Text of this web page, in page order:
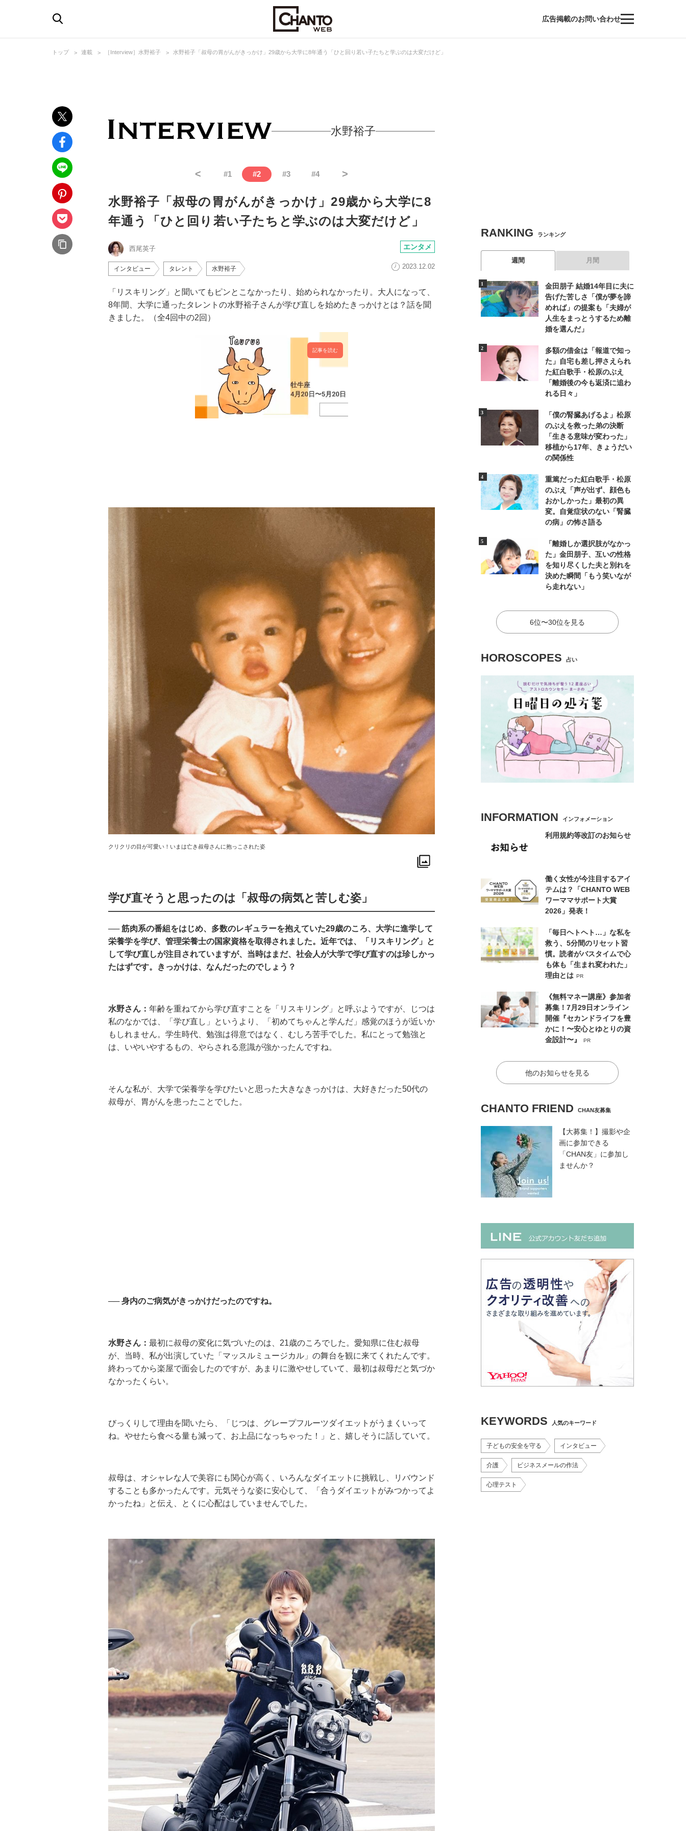
広告掲載のお問い合わせ
トップ 連載 ［Interview］水野裕子 水野裕子「叔母の胃がんがきっかけ」29歳から大学に8年通う「ひと回り若い子たちと学ぶのは大変だけど」
水野裕子
< #1 #2 #3 #4 >
水野裕子「叔母の胃がんがきっかけ」29歳から大学に8
年通う「ひと回り若い子たちと学ぶのは大変だけど」
西尾英子 エンタメ
インタビュー タレント 水野裕子 2023.12.02
「リスキリング」と聞いてもピンとこなかったり、始められなかったり。大人になって、
8年間、大学に通ったタレントの水野裕子さんが学び直しを始めたきっかけとは？話を聞
きました。（全4回中の2回）
記事を読む
クリクリの目が可愛い！いまは亡き叔母さんに抱っこされた姿
学び直そうと思ったのは「叔母の病気と苦しむ姿」
── 筋肉系の番組をはじめ、多数のレギュラーを抱えていた29歳のころ、大学に進学して
栄養学を学び、管理栄養士の国家資格を取得されました。近年では、「リスキリング」と
して学び直しが注目されていますが、当時はまだ、社会人が大学で学び直すのは珍しかっ
たはずです。きっかけは、なんだったのでしょう？
水野さん： 年齢を重ねてから学び直すことを「リスキリング」と呼ぶようですが、じつは
私のなかでは、「学び直し」というより、「初めてちゃんと学んだ」感覚のほうが近いか
もしれません。学生時代、勉強は得意ではなく、むしろ苦手でした。私にとって勉強と
は、いやいやするもの、やらされる意識が強かったんですね。
そんな私が、大学で栄養学を学びたいと思った大きなきっかけは、大好きだった50代の
叔母が、胃がんを患ったことでした。
── 身内のご病気がきっかけだったのですね。
水野さん： 最初に叔母の変化に気づいたのは、21歳のころでした。愛知県に住む叔母
が、当時、私が出演していた「マッスルミュージカル」の舞台を観に来てくれたんです。
終わってから楽屋で面会したのですが、あまりに激やせしていて、最初は叔母だと気づか
なかったくらい。
びっくりして理由を聞いたら、「じつは、グレープフルーツダイエットがうまくいって
ね。やせたら食べる量も減って、お上品になっちゃった！」と、嬉しそうに話していて。
叔母は、オシャレな人で美容にも関心が高く、いろんなダイエットに挑戦し、リバウンド
することも多かったんです。元気そうな姿に安心して、「合うダイエットがみつかってよ
かったね」と伝え、とくに心配はしていませんでした。
RANKING ランキング
週間 月間
金田朋子 結婚14年目に夫に
告げた苦しさ「僕が夢を諦
めれば」の提案も「夫婦が
人生をまっとうするため離
婚を選んだ」
多額の借金は「報道で知っ
た」自宅も差し押さえられ
た紅白歌手・松原のぶえ
「離婚後の今も返済に追わ
れる日々」
「僕の腎臓あげるよ」松原
のぶえを救った弟の決断
「生きる意味が変わった」
移植から17年、きょうだい
の関係性
重篤だった紅白歌手・松原
のぶえ「声が出ず、顔色も
おかしかった」最初の異
変。自覚症状のない「腎臓
の病」の怖さ語る
「離婚しか選択肢がなかっ
た」金田朋子、互いの性格
を知り尽くした夫と別れを
決めた瞬間「もう笑いなが
ら走れない」
6位〜30位を見る
HOROSCOPES 占い
INFORMATION インフォメーション
利用規約等改訂のお知らせ
働く女性が今注目するアイ
テムは？「CHANTO WEB
ワーママサポート大賞
2026」発表！
「毎日ヘトヘト…」な私を
救う、5分間のリセット習
慣。読者がバスタイムで心
も体も「生まれ変われた」
理由とは PR
《無料マネー講座》参加者
募集！7月29日オンライン
開催『セカンドライフを豊
かに！〜安心とゆとりの資
金設計〜』
PR
他のお知らせを見る
CHANTO FRIEND CHAN友募集
【大募集！】撮影や企
画に参加できる
「CHAN友」に参加し
ませんか？
KEYWORDS 人気のキーワード
子どもの安全を守る インタビュー
介護 ビジネスメールの作法
心理テスト